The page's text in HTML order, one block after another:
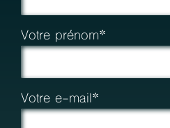
Votre prénom*
Votre e-mail*